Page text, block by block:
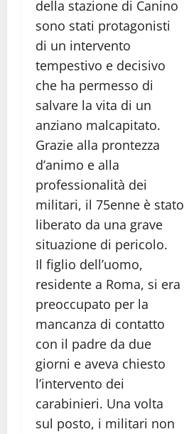
della stazione di Canino
sono stati protagonisti
di un intervento
tempestivo e decisivo
che ha permesso di
salvare la vita di un
anziano malcapitato.
Grazie alla prontezza
d’animo e alla
professionalità dei
militari, il 75enne è stato
liberato da una grave
situazione di pericolo.
Il figlio dell’uomo,
residente a Roma, si era
preoccupato per la
mancanza di contatto
con il padre da due
giorni e aveva chiesto
l’intervento dei
carabinieri. Una volta
sul posto, i militari non